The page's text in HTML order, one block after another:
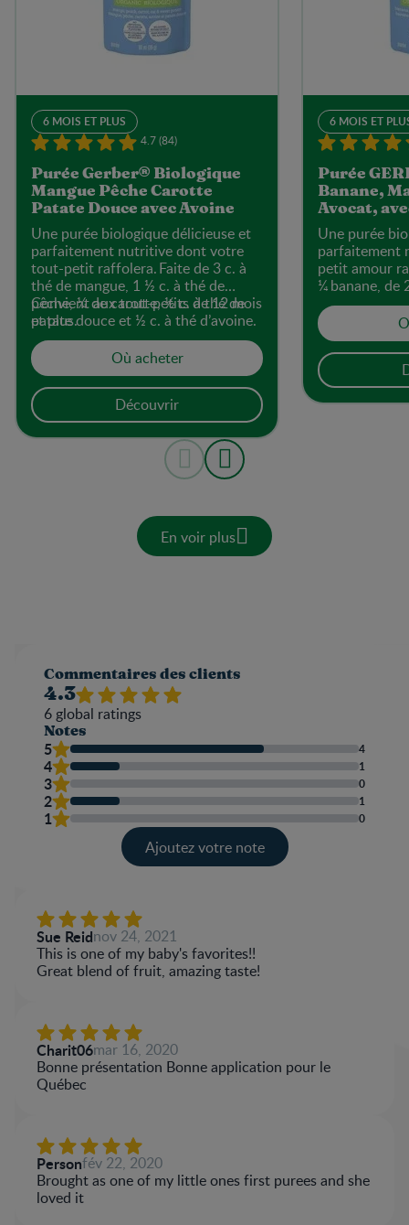
6 MOIS ET PLUS
4.7 (84)
Purée Gerber® Biologique
Mangue Pêche Carotte
Patate Douce avec Avoine
Une purée biologique délicieuse et
parfaitement nutritive dont votre
tout-petit raffolera. Faite de 3 c. à
thé de mangue, 1 ½ c. à thé de
pêche, ¼ de carotte, ½ c. à thé de
patate douce et ½ c. à thé d’avoine.
Convient aux tout-petits de 12 mois
et plus.
Où acheter
Découvrir
6 MOIS ET
Purée
Banane,
Avocat,
Une purée
parfaitement
petit amour
¼ banane, de
de ½ c. à thé
thé de
En voir plus
Commentaires des clients
4.3
6 global ratings
Notes
5 4
4 1
3 0
2 1
1 0
Ajoutez votre note
Sue Reidnov 24, 2021
This is one of my baby's favorites!!
Great blend of fruit, amazing taste!
Charit06mar 16, 2020
Bonne présentation Bonne application pour le
Québec
Personfév 22, 2020
Brought as one of my little ones first purees and she
loved it